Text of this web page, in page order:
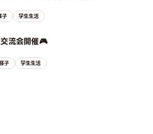
子 学生生活
流会開催🎮
子 学生生活